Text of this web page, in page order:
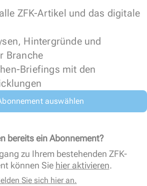
ZFK-Artikel und das digitale
Hintergründe und
Branche
Briefings mit den
auswählen
bereits ein Abonnement?
zu Ihrem bestehenden ZFK-
können Sie hier aktivieren.
Sie sich hier an.